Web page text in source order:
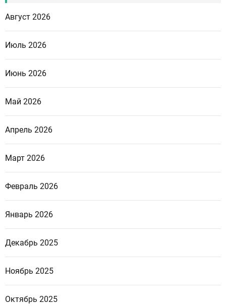
Август 2026
Июль 2026
Июнь 2026
Май 2026
Апрель 2026
Март 2026
Февраль 2026
Январь 2026
Декабрь 2025
Ноябрь 2025
Октябрь 2025